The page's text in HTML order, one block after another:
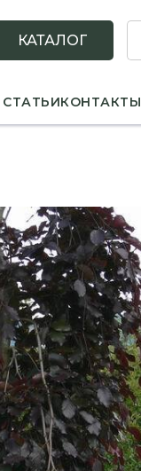
КАТАЛОГ
КОНТАКТЫ